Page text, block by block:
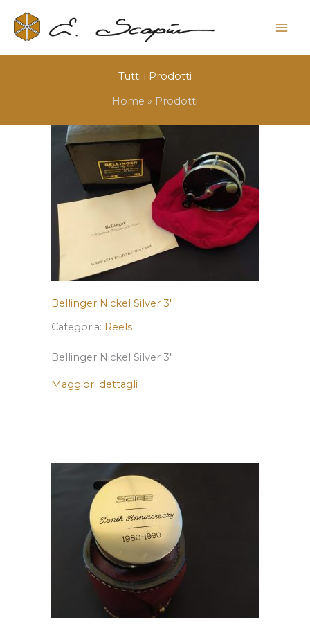
Tutti i Prodotti
Home
Prodotti
Bellinger Nickel Silver 3″
Categoria: Reels
Bellinger Nickel Silver 3″
Maggiori dettagli